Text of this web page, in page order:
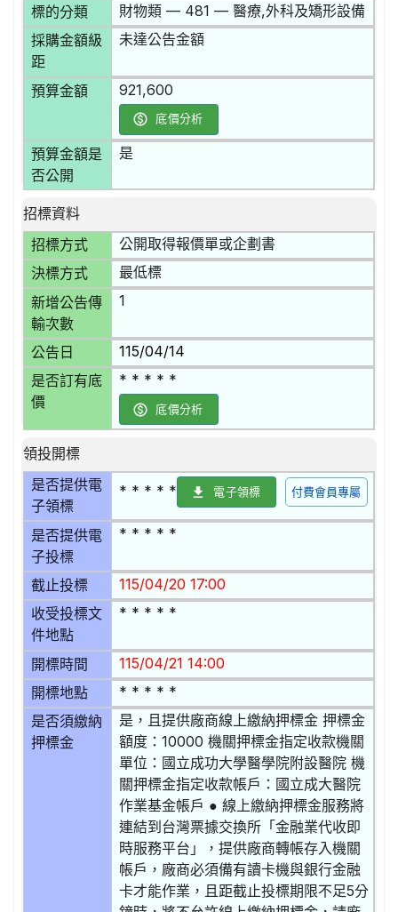
標的分類 財物類 — 481 — 醫療,外科及矯形設備
採購金額級
距
未達公告金額
預算金額 921,600
底價分析
預算金額是
否公開
是
招標資料
招標方式
公開取得報價單或企劃書
決標方式 最低標
新增公告傳
輸次數
1
公告日 115/04/14
是否訂有底
價
* * * * *
底價分析
領投開標
是否提供電
子領標
* * * * * 電子領標 付費會員專屬
是否提供電
子投標
* * * * *
截止投標 115/04/20 17:00
收受投標文
件地點
* * * * *
開標時間 115/04/21 14:00
開標地點 * * * * *
是否須繳納
押標金
是，且提供廠商線上繳納押標金 押標金
額度：10000 機關押標金指定收款機關
單位：國立成功大學醫學院附設醫院 機
關押標金指定收款帳戶：國立成大醫院
作業基金帳戶 ● 線上繳納押標金服務將
連結到台灣票據交換所「金融業代收即
時服務平台」，提供廠商轉帳存入機關
帳戶，廠商必須備有讀卡機與銀行金融
卡才能作業，且距截止投標期限不足5分